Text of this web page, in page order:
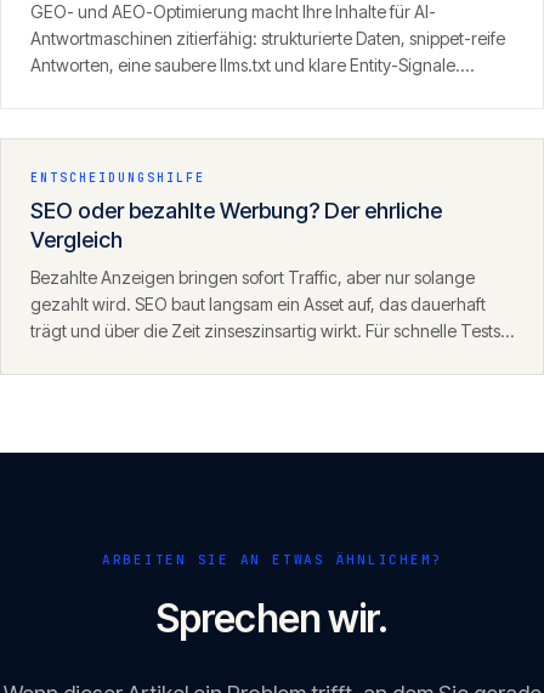
GEO- und AEO-Optimierung macht Ihre Inhalte für AI-
Antwortmaschinen zitierfähig: strukturierte Daten, snippet-reife
Antworten, eine saubere llms.txt und klare Entity-Signale.
ENTSCHEIDUNGSHILFE
SEO oder bezahlte Werbung? Der ehrliche
Vergleich
Bezahlte Anzeigen bringen sofort Traffic, aber nur solange
gezahlt wird. SEO baut langsam ein Asset auf, das dauerhaft
trägt und über die Zeit zinseszinsartig wirkt. Für schnelle Tests
ARBEITEN SIE AN ETWAS ÄHNLICHEM?
Sprechen wir.